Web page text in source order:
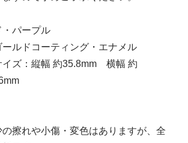
・パープル
ールドコーティング・エナメル
イズ：縦幅 約35.8mm 横幅 約
擦れや小傷・変色はありますが、全